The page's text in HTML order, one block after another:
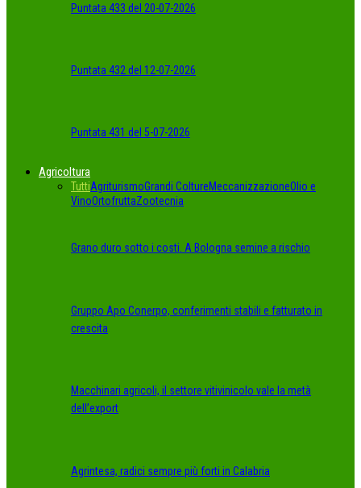
Puntata 433 del 20-07-2026
Puntata 432 del 12-07-2026
Puntata 431 del 5-07-2026
Agricoltura
TuttiAgriturismoGrandi ColtureMeccanizzazioneOlio e
VinoOrtofruttaZootecnia
Grano duro sotto i costi. A Bologna semine a rischio
Gruppo Apo Conerpo, conferimenti stabili e fatturato in
crescita
Macchinari agricoli, il settore vitivinicolo vale la metà
dell’export
Agrintesa, radici sempre più forti in Calabria